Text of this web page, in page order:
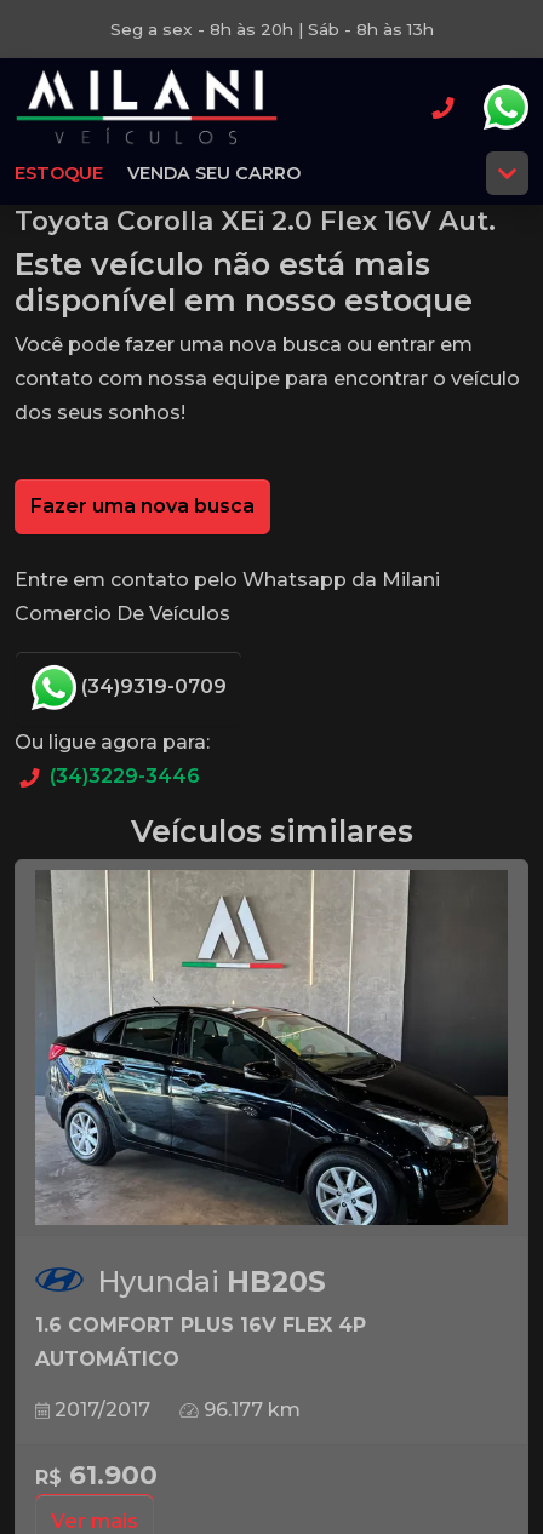
Seg a sex - 8h às 20h | Sáb - 8h às 13h
ESTOQUE VENDA SEU CARRO
Toyota Corolla XEi 2.0 Flex 16V Aut.
Este veículo não está mais
disponível em nosso estoque
Você pode fazer uma nova busca ou entrar em
contato com nossa equipe para encontrar o veículo
dos seus sonhos!
Fazer uma nova busca
Entre em contato pelo Whatsapp da Milani
Comercio De Veículos
(34)9319-0709
Ou ligue agora para:
(34)3229-3446
Veículos similares
Hyundai HB20S
1.6 COMFORT PLUS 16V FLEX 4P
AUTOMÁTICO
2017/2017 96.177 km
R$ 61.900
Ver mais